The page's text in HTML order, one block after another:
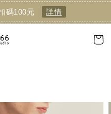
碼100元 詳情